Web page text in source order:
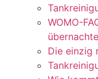
WOMO-
Die einzig